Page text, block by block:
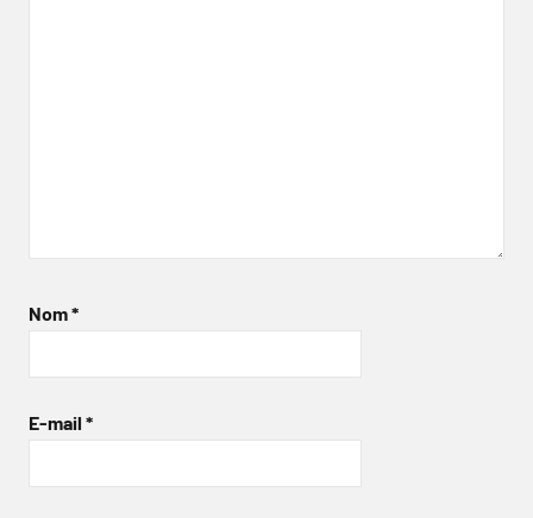
Nom*
E-mail *